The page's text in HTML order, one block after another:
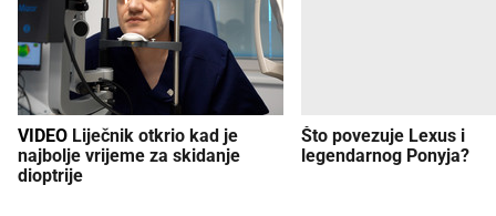
VIDEO
najbolje vrijeme za skidanje
dioptrije
Što povezuje Lexus i
legendarnog Ponyja?